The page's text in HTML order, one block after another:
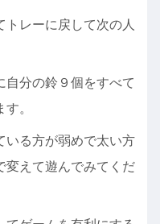
トレーに戻して次の人
自分の鈴９個をすべて
。
いる方が弱めで太い方
変えて遊んでみてくだ